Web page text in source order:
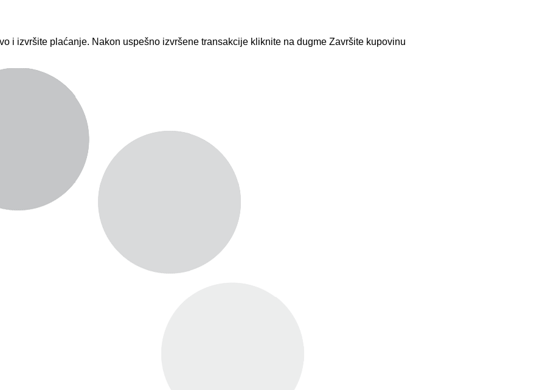
i izvršite plaćanje. Nakon uspešno izvršene transakcije kliknite na dugme Završite kupovinu